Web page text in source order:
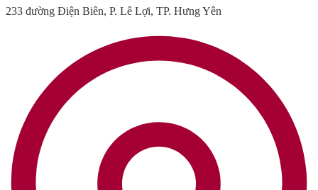
233 đường Điện Biên, P. Lê Lợi, TP. Hưng Yên